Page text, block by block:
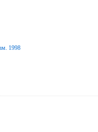
1998